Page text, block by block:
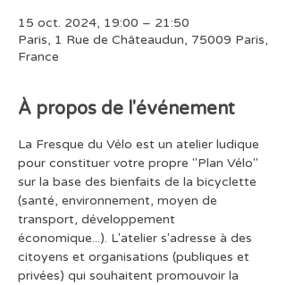
15 oct. 2024, 19:00 – 21:50
Paris, 1 Rue de Châteaudun, 75009 Paris,
France
À propos de l'événement
La Fresque du Vélo est un atelier ludique
pour constituer votre propre "Plan Vélo"
sur la base des bienfaits de la bicyclette
(santé, environnement, moyen de
transport, développement
économique...). L'atelier s'adresse à des
citoyens et organisations (publiques et
privées) qui souhaitent promouvoir la